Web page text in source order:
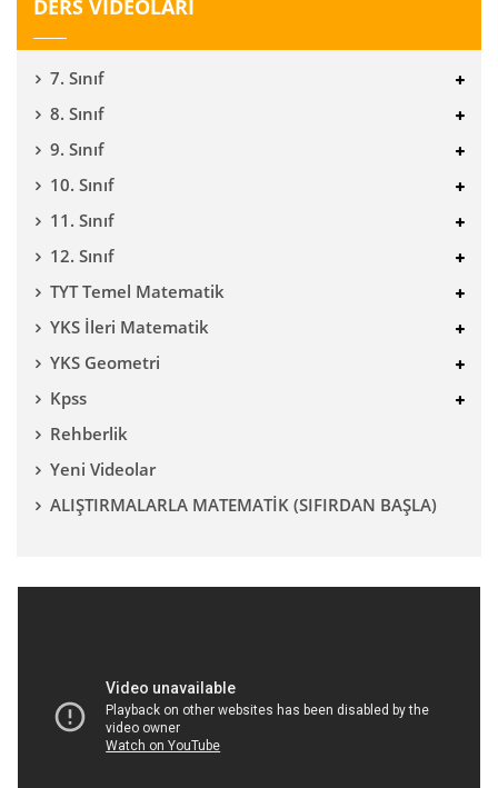
DERS VİDEOLARI
7. Sınıf
8. Sınıf
9. Sınıf
10. Sınıf
11. Sınıf
12. Sınıf
TYT Temel Matematik
YKS İleri Matematik
YKS Geometri
Kpss
Rehberlik
Yeni Videolar
ALIŞTIRMALARLA MATEMATİK (SIFIRDAN BAŞLA)